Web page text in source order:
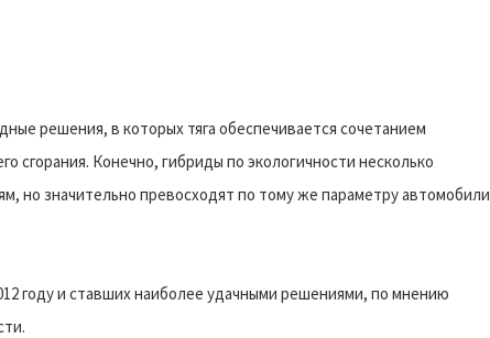
решения, в которых тяга обеспечивается сочетанием
сгорания. Конечно, гибриды по экологичности несколько
но значительно превосходят по тому же параметру автомобили
году и ставших наиболее удачными решениями, по мнению